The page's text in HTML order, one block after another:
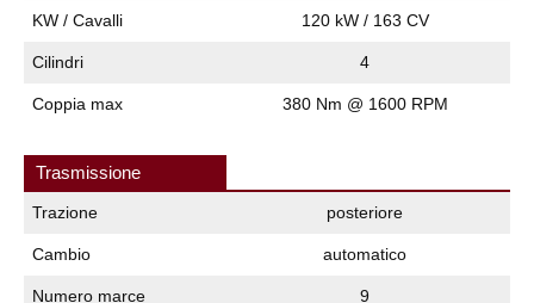
KW / Cavalli 120 kW / 163 CV
Cilindri 4
Coppia max 380 Nm @ 1600 RPM
Trasmissione
Trazione posteriore
Cambio automatico
Numero marce 9